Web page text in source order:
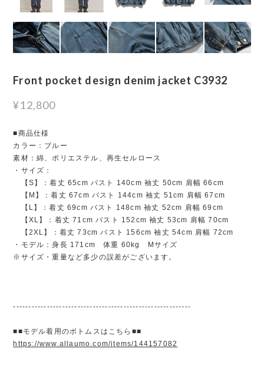
Front pocket design denim jacket C3932
¥12,800
■商品仕様
カラー：ブルー
素材：綿、ポリエステル、再生セルロース
・サイズ：
【S】：着丈 65cm バスト 140cm 袖丈 50cm 肩幅 66cm
【M】：着丈 67cm バスト 144cm 袖丈 51cm 肩幅 67cm
【L】：着丈 69cm バスト 148cm 袖丈 52cm 肩幅 69cm
【XL】：着丈 71cm バスト 152cm 袖丈 53cm 肩幅 70cm
【2XL】：着丈 73cm バスト 156cm 袖丈 54cm 肩幅 72cm
・モデル：身長 171cm 体重 60kg Mサイズ
※サイズ・重量など多少の誤差がございます。
----------------------------------------------------------
■■モデル着用のボトムスはこちら■■
https://www.allaumo.com/items/144157082